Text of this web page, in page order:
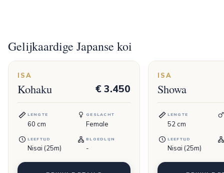
Gelijkaardige Japanse koi
ISA
Kohaku € 3.450
LENGTE
60 cm
GESLACHT
Female
LEEFTIJD
Nisai (25m)
BLOEDLIJN
-
ISA
Showa
LENGTE
52 cm
LEEFTIJD
Nisai (25m)